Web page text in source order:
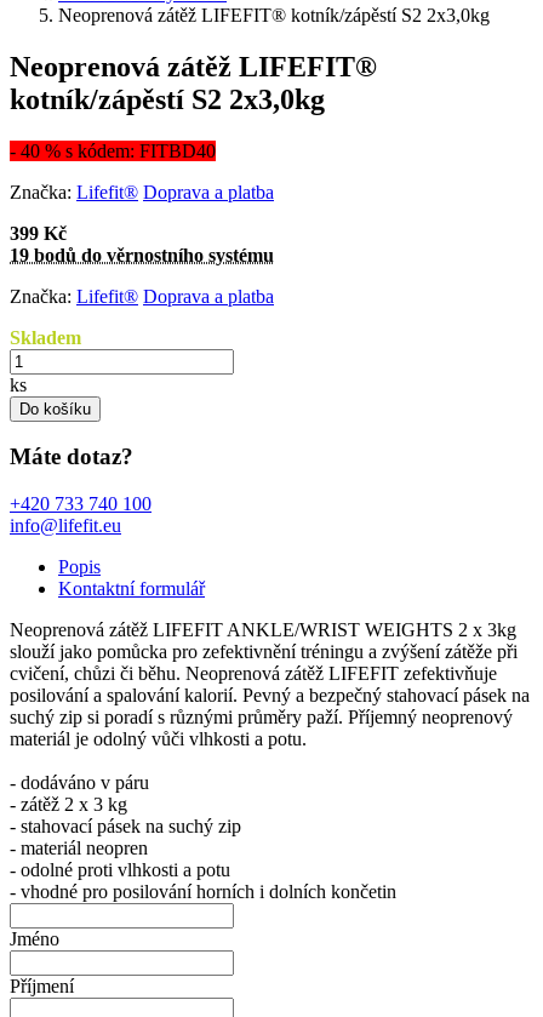
Neoprenová zátěž LIFEFIT® kotník/zápěstí S2 2x3,0kg
Neoprenová zátěž LIFEFIT®
kotník/zápěstí S2 2x3,0kg
- 40 % s kódem: FITBD40
Značka: Lifefit® Doprava a platba
399 Kč
19 bodů do věrnostního systému
Značka: Lifefit® Doprava a platba
Skladem
ks
Do košíku
Máte dotaz?
+420 733 740 100
info@lifefit.eu
Popis
Kontaktní formulář
Neoprenová zátěž LIFEFIT ANKLE/WRIST WEIGHTS 2 x 3kg
slouží jako pomůcka pro zefektivnění tréningu a zvýšení zátěže při
cvičení, chůzi či běhu. Neoprenová zátěž LIFEFIT zefektivňuje
posilování a spalování kalorií. Pevný a bezpečný stahovací pásek na
suchý zip si poradí s různými průměry paží. Příjemný neoprenový
materiál je odolný vůči vlhkosti a potu.
- dodáváno v páru
- zátěž 2 x 3 kg
- stahovací pásek na suchý zip
- materiál neopren
- odolné proti vlhkosti a potu
- vhodné pro posilování horních i dolních končetin
Jméno
Příjmení